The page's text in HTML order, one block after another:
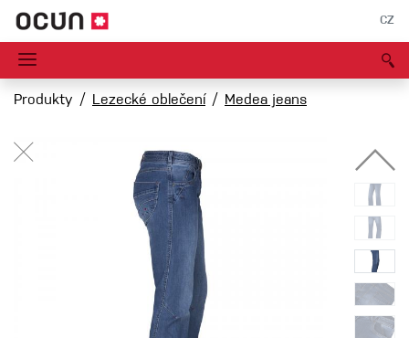
CZ
Produkty Lezecké oblečení Medea jeans